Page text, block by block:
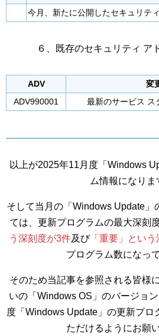
今月、新たに公開したセキュリテ
６、既存のセキュリティ ア
ADV
変
ADV990001
最新のサービス ス
以上が2025年11月度「Windows
ム情報になりま
そして当月の「Windows Update」
ては、更新プログラムの最大深刻
う深刻度が3件及び「重要」という
プログラム数になっ
そのため当記事を参照される皆様
いの「Windows OS」のバージョ
度「Windows Update」の更新プロ
ただけるようにお願